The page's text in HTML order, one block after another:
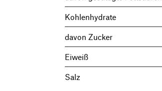
Kohlenhydrate
davon Zucker
Eiweiß
Salz